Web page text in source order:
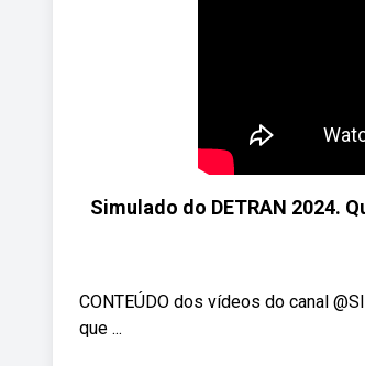
Simulado do DETRAN 2024.
CONTEÚDO dos vídeos do canal
que ...